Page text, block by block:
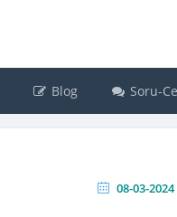
Blog Soru-
08-03-